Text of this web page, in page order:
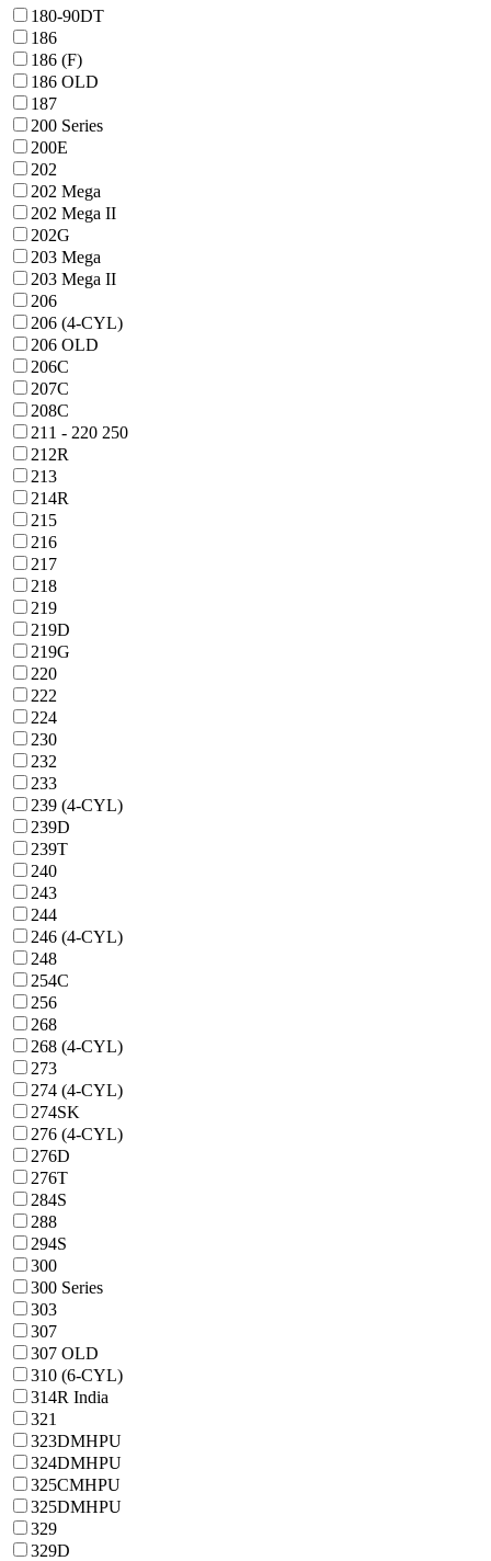
180-90DT
186
186 (F)
186 OLD
187
200 Series
200E
202
202 Mega
202 Mega II
202G
203 Mega
203 Mega II
206
206 (4-CYL)
206 OLD
206C
207C
208C
211 - 220 250
212R
213
214R
215
216
217
218
219
219D
219G
220
222
224
230
232
233
239 (4-CYL)
239D
239T
240
243
244
246 (4-CYL)
248
254C
256
268
268 (4-CYL)
273
274 (4-CYL)
274SK
276 (4-CYL)
276D
276T
284S
288
294S
300
300 Series
303
307
307 OLD
310 (6-CYL)
314R India
321
323DMHPU
324DMHPU
325CMHPU
325DMHPU
329
329D